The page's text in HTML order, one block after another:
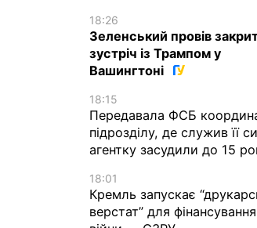
18:26
Зеленський провів
зустріч із Трампом у
Вашингтоні
18:15
Передавала ФСБ
підрозділу, де служив її
агентку засудили до 15
18:01
Кремль запускає
верстат” для фінансування